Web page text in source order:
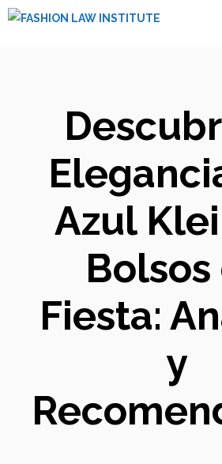
Saltar
Azul
Bolsos
Fiesta:
y